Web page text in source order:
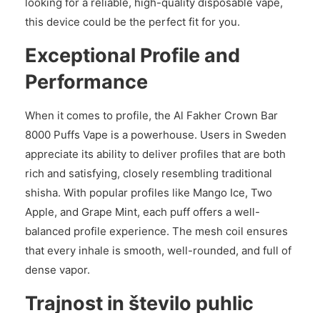
this device could be the perfect fit for you.
Exceptional Profile and
Performance
When it comes to profile, the Al Fakher Crown Bar
8000 Puffs Vape is a powerhouse. Users in Sweden
appreciate its ability to deliver profiles that are both
rich and satisfying, closely resembling traditional
shisha. With popular profiles like Mango Ice, Two
Apple, and Grape Mint, each puff offers a well-
balanced profile experience. The mesh coil ensures
that every inhale is smooth, well-rounded, and full of
dense vapor.
Trajnost in število puhlic